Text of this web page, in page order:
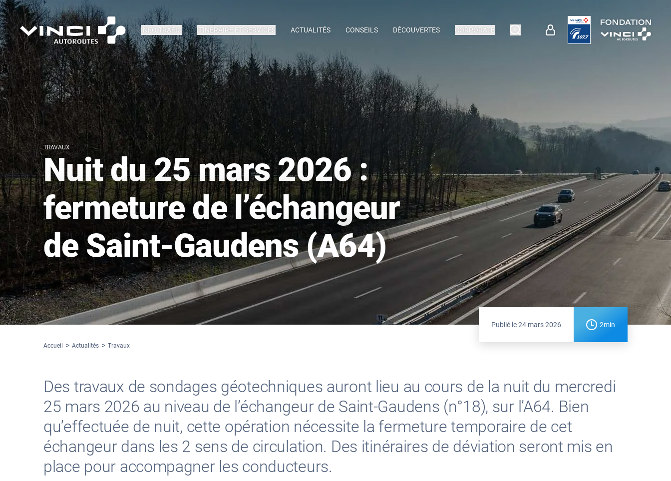
INFO TRAFIC ITINÉRAIRE ET SERVICES ACTUALITÉS CONSEILS DÉCOUVERTES CORPORATE
TRAVAUX
Nuit du 25 mars 2026 :
fermeture de l’échangeur
de Saint-Gaudens (A64)
Publié le24 mars 2026 2min
Accueil Actualités Travaux
Des travaux de sondages géotechniques auront lieu au cours de la nuit du mercredi
25 mars 2026 au niveau de l’échangeur de Saint-Gaudens (n°18), sur l’A64. Bien
qu’effectuée de nuit, cette opération nécessite la fermeture temporaire de cet
échangeur dans les 2 sens de circulation. Des itinéraires de déviation seront mis en
place pour accompagner les conducteurs.